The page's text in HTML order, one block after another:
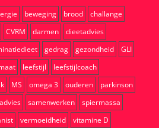
beweging brood
challange
CVRM darmen
dieetadvies
gedrag gezondheid
GLI
leefstijl
leefstijlcoach
MS omega 3 ouderen
parkinson
samenwerken
spiermassa
vermoeidheid
vitamine D